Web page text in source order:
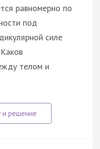
равномерно по
под
силе
телом и